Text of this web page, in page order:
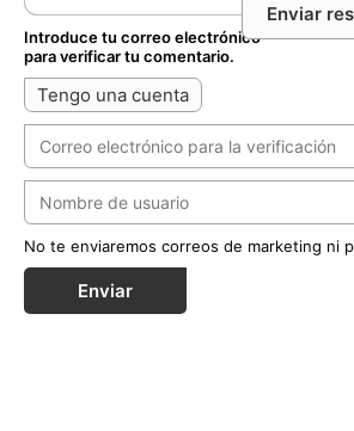
Enviar
Introduce tu correo electrónico
para verificar tu comentario.
Tengo una cuenta
No te enviaremos correos de marketing ni
Enviar